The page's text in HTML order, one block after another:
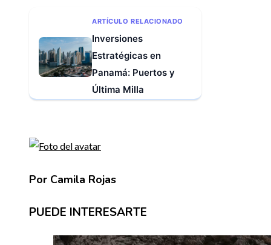
ARTÍCULO RELACIONADO
Inversiones
Estratégicas en
Panamá: Puertos y
Última Milla
Por Camila Rojas
PUEDE INTERESARTE